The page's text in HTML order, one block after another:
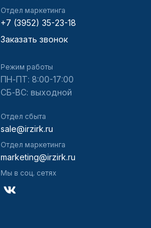
Отдел маркетинга
+7 (3952) 35-23-18
Заказать звонок
Режим работы
ПН-ПТ: 8:00-17:00
СБ-ВС: выходной
Отдел сбыта
sale@irzirk.ru
Отдел маркетинга
marketing@irzirk.ru
Мы в соц. сетях